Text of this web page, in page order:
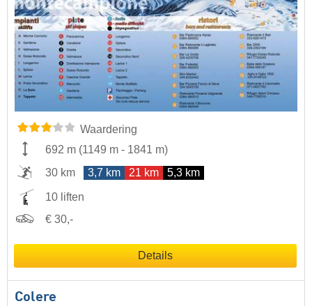
Waardering
692 m (1149 m - 1841 m)
30 km
3,7 km 21 km 5,3 km
10 liften
€ 30,-
Details
Colere